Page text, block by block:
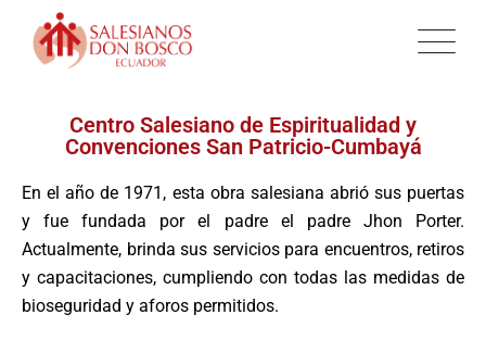
Centro Salesiano de Espiritualidad y
Convenciones San Patricio-Cumbayá
En el año de 1971, esta obra salesiana abrió sus puertas
y fue fundada por el padre el padre Jhon Porter.
Actualmente, brinda sus servicios para encuentros, retiros
y capacitaciones, cumpliendo con todas las medidas de
bioseguridad y aforos permitidos.